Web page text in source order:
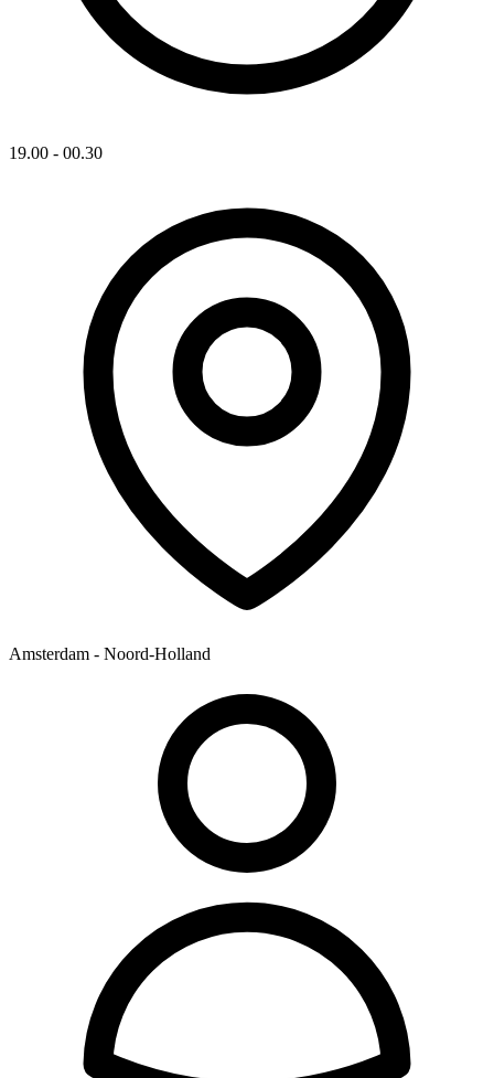
19.00 - 00.30
Amsterdam - Noord-Holland